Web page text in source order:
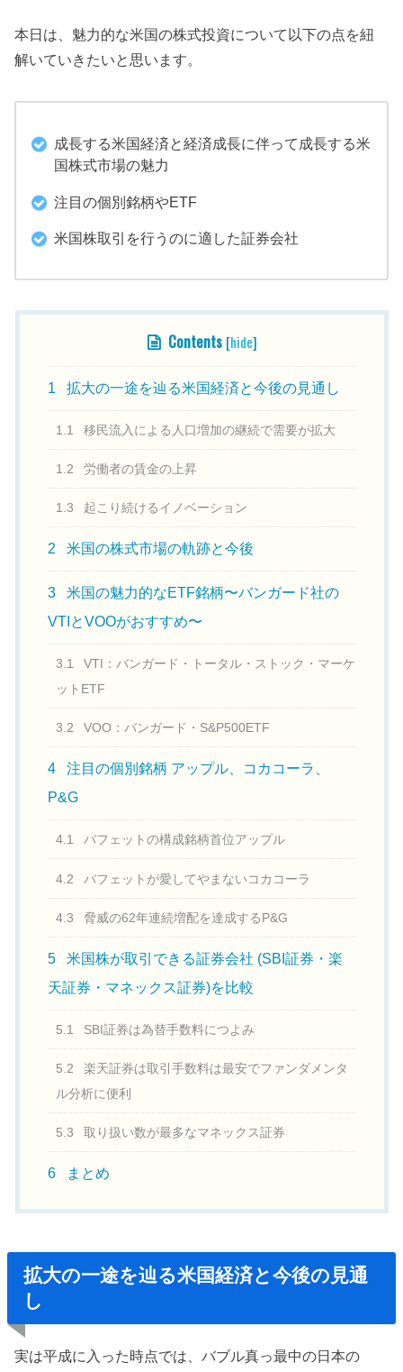
本日は、魅力的な米国の株式投資について以下の点を紐
解いていきたいと思います。
成長する米国経済と経済成長に伴って成長する米
国株式市場の魅力
注目の個別銘柄やETF
米国株取引を行うのに適した証券会社
Contents [hide]
1 拡大の一途を辿る米国経済と今後の見通し
1.1 移民流入による人口増加の継続で需要が拡大
1.2 労働者の賃金の上昇
1.3 起こり続けるイノベーション
2 米国の株式市場の軌跡と今後
3
米国の魅力的なETF銘柄〜バンガード社の
VTIとVOOがおすすめ〜
3.1
VTI：バンガード・トータル・ストック・マーケ
ットETF
3.2 VOO：バンガード・S&P500ETF
4
注目の個別銘柄 アップル、コカコーラ、
P&G
4.1 バフェットの構成銘柄首位アップル
4.2 バフェットが愛してやまないコカコーラ
4.3 脅威の62年連続増配を達成するP&G
5
米国株が取引できる証券会社 (SBI証券・楽
天証券・マネックス証券)を比較
5.1 SBI証券は為替手数料につよみ
5.2
楽天証券は取引手数料は最安でファンダメンタ
ル分析に便利
5.3 取り扱い数が最多なマネックス証券
6 まとめ
拡大の一途を辿る米国経済と今後の見通
し
実は平成に入った時点では、バブル真っ最中の日本の